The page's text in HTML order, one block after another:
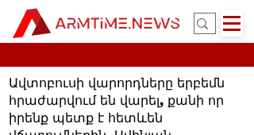
Ավտոբուսի վարորդները երբեմն
հրաժարվում են վարել, քանի որ
իրենք պետք է հետևեն